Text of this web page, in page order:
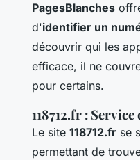
PagesBlanches
d'identifier un
découvrir qui les
efficace, il ne
pour certains.
118712.fr :
Le site 118712.fr se
permettant de